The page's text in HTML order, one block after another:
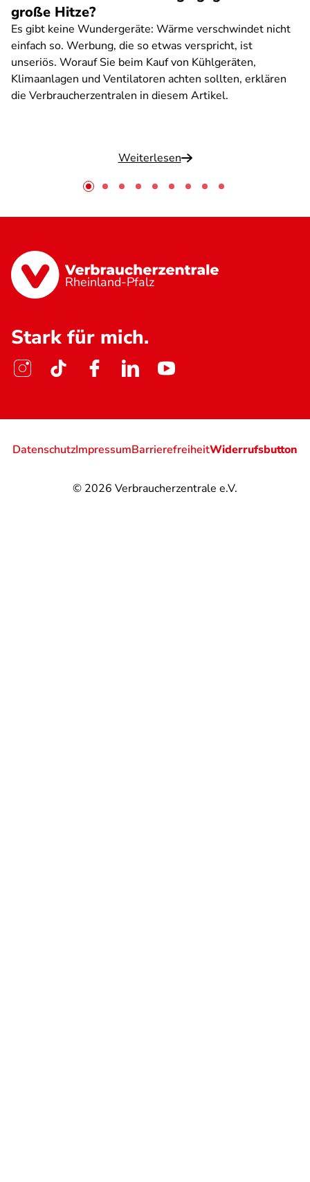
große Hitze?
Es gibt keine Wundergeräte: Wärme verschwindet nicht
einfach so. Werbung, die so etwas verspricht, ist
unseriös. Worauf Sie beim Kauf von Kühlgeräten,
Klimaanlagen und Ventilatoren achten sollten, erklären
die Verbraucherzentralen in diesem Artikel.
Weiterlesen
Rheinland-Pfalz
Stark für mich.
© 2026 Verbraucherzentrale e.V.
DatenschutzImpressumBarrierefreiheitWiderrufsbutton